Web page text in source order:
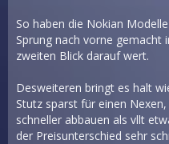
So haben die Nokian
Sprung nach vorne gemacht
zweiten Blick darauf wert.
Desweiteren bringt es halt
Stutz sparst für einen
schneller abbauen als vllt
der Preisunterschied sehr